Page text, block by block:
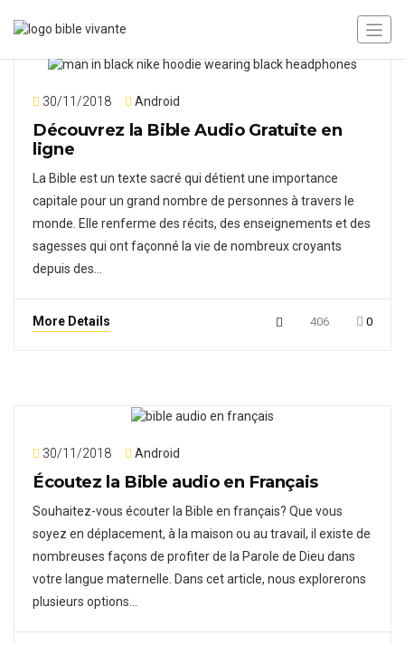
30/11/2018 Android
Découvrez la Bible Audio Gratuite en
ligne
La Bible est un texte sacré qui détient une importance
capitale pour un grand nombre de personnes à travers le
monde. Elle renferme des récits, des enseignements et des
sagesses qui ont façonné la vie de nombreux croyants
depuis des…
More Details 406 0
30/11/2018 Android
Écoutez la Bible audio en Français
Souhaitez-vous écouter la Bible en français? Que vous
soyez en déplacement, à la maison ou au travail, il existe de
nombreuses façons de profiter de la Parole de Dieu dans
votre langue maternelle. Dans cet article, nous explorerons
plusieurs options…